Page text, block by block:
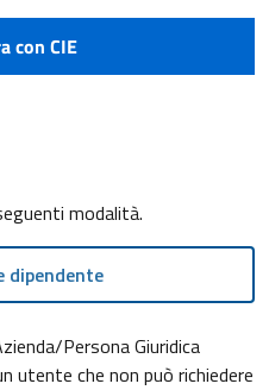
con CIE
CIE
modalità.
dipendente
Persona Giuridica
utente che non può richiedere